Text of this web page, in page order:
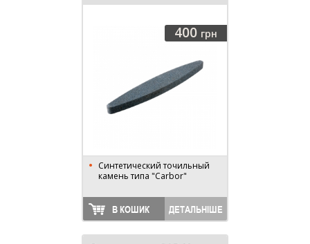
400 грн
Синтетический точильный
камень типа "Carbor"
В КОШИК ДЕТАЛЬНІШЕ